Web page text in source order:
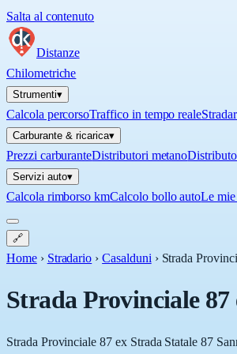
Salta al contenuto
Distanze
Chilometriche
Strumenti▾
Calcola percorsoTraffico in tempo reale
Carburante & ricarica▾
Prezzi carburanteDistributori metano
Servizi auto▾
Calcola rimborso kmCalcolo bollo autoLe mie
🔗
Home › Stradario › Casalduni › Strada
Strada Provinciale
Strada Provinciale 87 ex Strada Statale 87